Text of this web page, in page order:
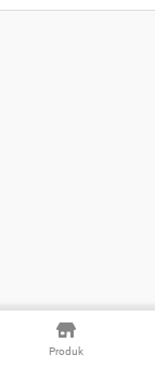
Produk